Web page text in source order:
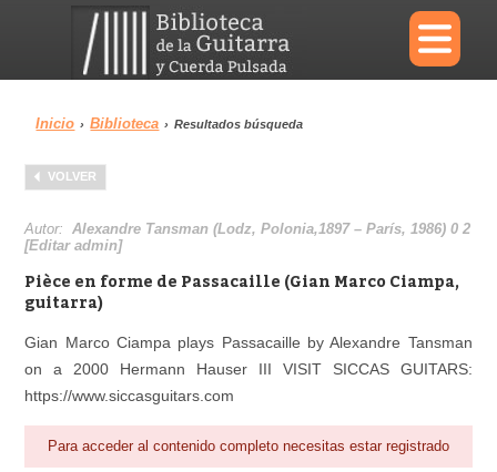
×
Menu
Biblioteca Diccionario
Área personal Reproductor
Inicio › Biblioteca › Resultados búsqueda
VOLVER
Autor:Alexandre Tansman (Lodz, Polonia,1897 – París, 1986) 0 2
[Editar admin]
Pièce en forme de Passacaille (Gian Marco Ciampa,
guitarra)
Gian Marco Ciampa plays Passacaille by Alexandre Tansman
on a 2000 Hermann Hauser III VISIT SICCAS GUITARS:
https://www.siccasguitars.com
Para acceder al contenido completo necesitas estar registrado